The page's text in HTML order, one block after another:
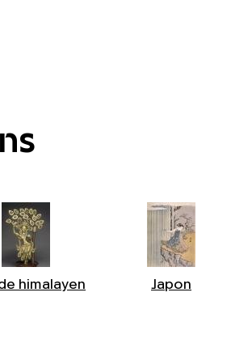
himalayen Japon